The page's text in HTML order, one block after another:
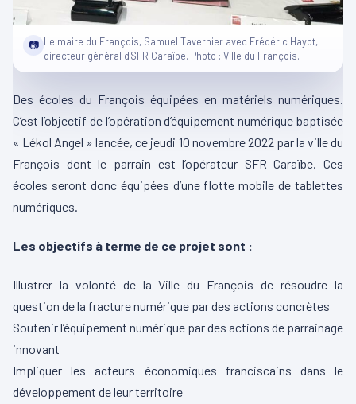
📷 Le maire du François, Samuel Tavernier avec Frédéric Hayot,
directeur général d'SFR Caraïbe. Photo : Ville du François.
Des écoles du François équipées en matériels numériques.
C’est l’objectif de l’opération d’équipement numérique baptisée
« Lékol Angel » lancée, ce jeudi 10 novembre 2022 par la ville du
François dont le parrain est l’opérateur SFR Caraïbe. Ces
écoles seront donc équipées d’une flotte mobile de tablettes
numériques.
Les objectifs à terme de ce projet sont :
Illustrer la volonté de la Ville du François de résoudre la
question de la fracture numérique par des actions concrètes
Soutenir l’équipement numérique par des actions de parrainage
innovant
Impliquer les acteurs économiques franciscains dans le
développement de leur territoire